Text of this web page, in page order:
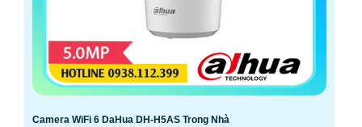
Camera WiFi 6 DaHua DH-H5AS Trong Nhà